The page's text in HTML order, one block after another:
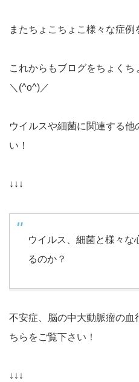
またちょこちょこ様々な症
これからもブログをちょく
＼(^o^)／
ウイルスや細菌に関連する他
い！
↓↓↓
ウイルス、細菌と様々な
るのか？
不安症、脳の中大動脈瘤の血
ちらをご覧下さい！
↓↓↓